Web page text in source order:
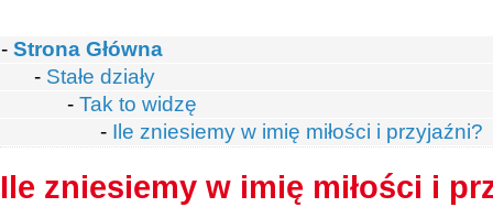
- Strona Główna
- Stałe działy
- Tak to widzę
- Ile zniesiemy w imię miłości i przyjaźni?
Ile zniesiemy w imię miłości i